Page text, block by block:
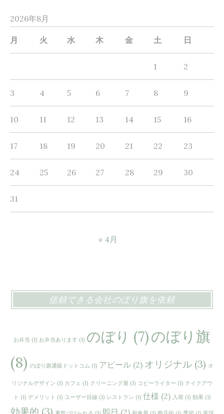
は
イ
ン
ッ
リ
ト
で
製
作
果
が
高
の
ぼ
旗
広
2026年8月
月 火 水 木 金 土 日
1 2
3 4 5 6 7 8 9
10 11 12 13 14 15 16
17 18 19 20 21 22 23
24 25 26 27 28 29 30
31
« 4月
信頼できる会社のぼり旗を依頼
お弁当 (1) お弁当あります (1) のぼり (7)のぼり旗
(8) のぼり旗通販ドットコム (1) アピール (2) オリジナル (3) オ
リジナルデザイン (1) カフェ (1) クリーニング屋 (1) コピーライター (1) テイクアウ
ト (1) デメリット (1) ユーザー目線 (1) レストラン (1) 仕様 (2) 入荷 (1) 効果 (1)
効果的 (3) 即日 (2)